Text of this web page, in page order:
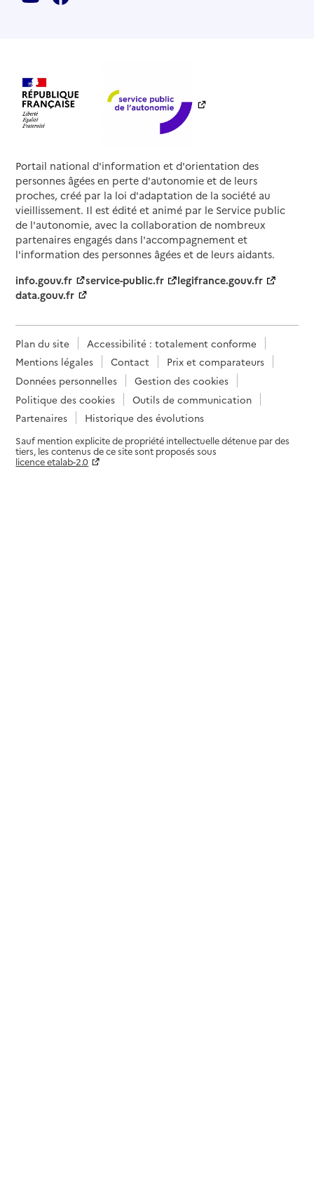
Portail national d'information et d'orientation des
personnes âgées en perte d'autonomie et de leurs
proches, créé par la loi d'adaptation de la société au
vieillissement. Il est édité et animé par le Service public
de l'autonomie, avec la collaboration de nombreux
partenaires engagés dans l'accompagnement et
l'information des personnes âgées et de leurs aidants.
info.gouv.fr
service-public.fr
legifrance.gouv.fr
data.gouv.fr
Plan du site
Accessibilité : totalement conforme
Mentions légales
Contact
Prix et comparateurs
Données personnelles
Gestion des cookies
Politique des cookies
Outils de communication
Partenaires
Historique des évolutions
Sauf mention explicite de propriété intellectuelle détenue par des
tiers, les contenus de ce site sont proposés sous
licence etalab-2.0